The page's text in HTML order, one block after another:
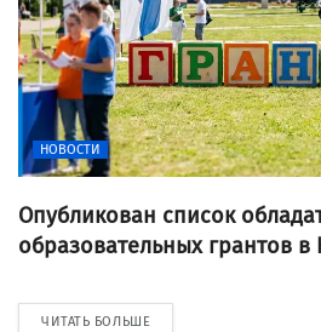
НОВОСТИ
Опубликован список
образовательных грантов в
ЧИТАТЬ БОЛЬШЕ